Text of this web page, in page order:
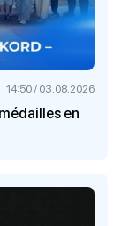
en
14:50 / 03.08.2026